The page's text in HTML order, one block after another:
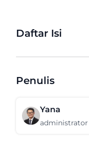
Daftar Isi
Penulis
Yana
administrator